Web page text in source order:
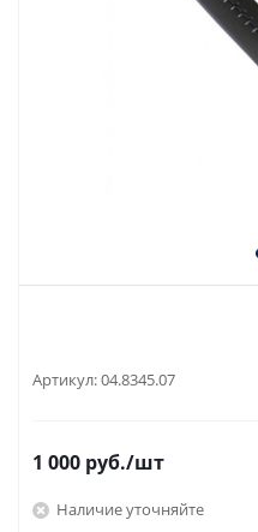
Артикул:04.8345.07
1 000 руб./шт
Наличие уточняйте